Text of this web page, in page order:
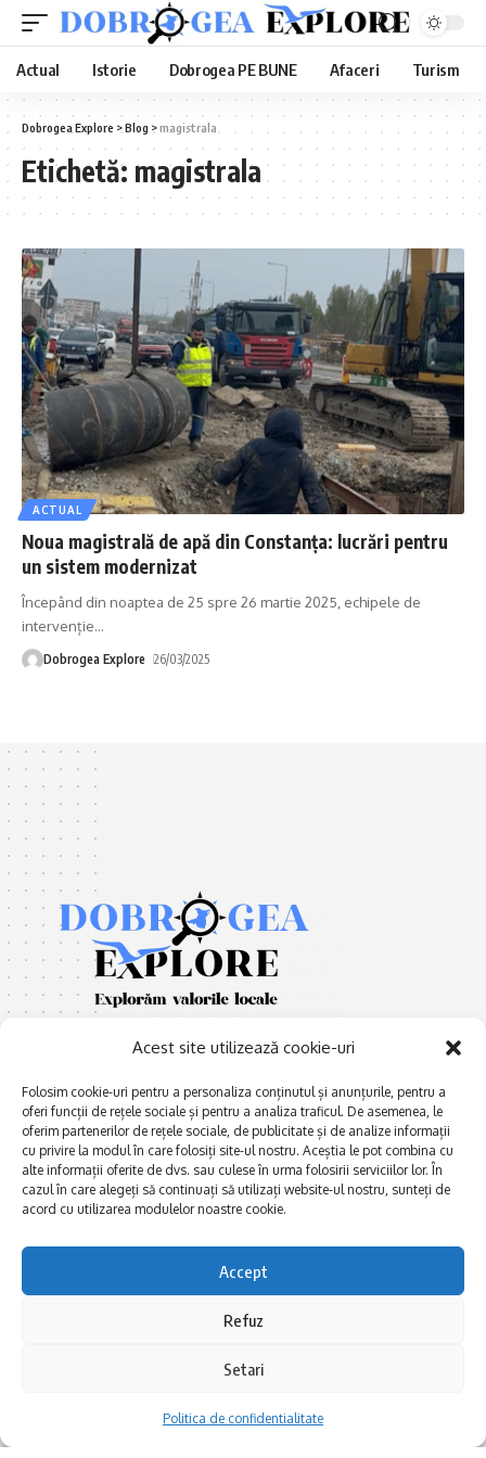
Acest site utilizează cookie-uri
Folosim cookie-uri pentru a personaliza conținutul și anunțurile, pentru a
oferi funcții de rețele sociale și pentru a analiza traficul. De asemenea, le
oferim partenerilor de rețele sociale, de publicitate și de analize informații
cu privire la modul în care folosiți site-ul nostru. Aceștia le pot combina cu
alte informații oferite de dvs. sau culese în urma folosirii serviciilor lor. În
cazul în care alegeți să continuați să utilizați website-ul nostru, sunteți de
acord cu utilizarea modulelor noastre cookie.
Accept
Refuz
Setari
Politica de confidentialitate
Actual Istorie Dobrogea PE BUNE Afaceri Turism
Dobrogea Explore >Blog >magistrala
Etichetă: magistrala
ACTUAL
Noua magistrală de apă din Constanța: lucrări pentru
un sistem modernizat
Începând din noaptea de 25 spre 26 martie 2025, echipele de
intervenție…
Dobrogea Explore 26/03/2025
E xplorăm Dobrogea,
Explorăm valorile locale:
Deltă, Litoral, cele mai mari
biserici și mănăstiri, cele mai
FRUMOASE POVEȘTI.
Afaceri și meșteșuguri
Actualitate